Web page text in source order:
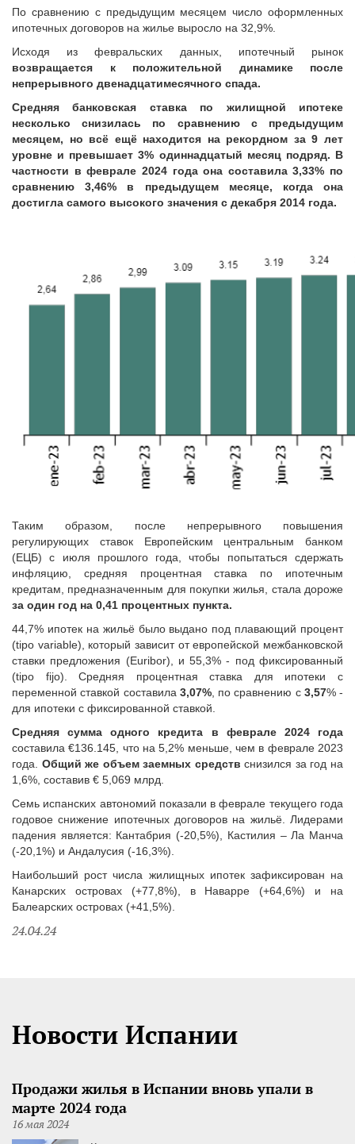
По сравнению с предыдущим месяцем число оформленных
ипотечных договоров на жилье выросло на 32,9%.
Исходя из февральских данных, ипотечный рынок
возвращается к положительной динамике после
непрерывного двенадцатимесячного спада.
Средняя банковская ставка по жилищной ипотеке
несколько снизилась по сравнению с предыдущим
месяцем, но всё ещё находится на рекордном за 9 лет
уровне и превышает 3% одиннадцатый месяц подряд. В
частности в феврале 2024 года она составила 3,33% по
сравнению 3,46% в предыдущем месяце, когда она
достигла самого высокого значения с декабря 2014 года.
Таким образом, после непрерывного повышения
регулирующих ставок Европейским центральным банком
(ЕЦБ) с июля прошлого года, чтобы попытаться сдержать
инфляцию, средняя процентная ставка по ипотечным
кредитам, предназначенным для покупки жилья, стала дороже
за один год на 0,41 процентных пункта.
44,7% ипотек на жильё было выдано под плавающий процент
(tipo variable), который зависит от европейской межбанковской
ставки предложения (Euribor), и 55,3% - под фиксированный
(tipo fijo). Средняя процентная ставка для ипотеки с
переменной ставкой составила 3,07%, по сравнению с 3,57% -
для ипотеки с фиксированной ставкой.
Средняя сумма одного кредита
в феврале 2024 года
составила €136.145, что на 5,2% меньше, чем в феврале 2023
года. Общий же объем заемных средств снизился за год на
1,6%, составив € 5,069 млрд.
Семь испанских автономий показали в феврале текущего года
годовое снижение ипотечных договоров на жильё. Лидерами
падения является: Кантабрия (-20,5%), Кастилия – Ла Манча
(-20,1%) и Андалусия (-16,3%).
Наибольший рост числа жилищных ипотек зафиксирован на
Канарских островах (+77,8%), в Наварре (+64,6%) и на
Балеарских островах (+41,5%).
24.04.24
Новости Испании
Продажи жилья в Испании вновь упали в
марте 2024 года
16 мая 2024